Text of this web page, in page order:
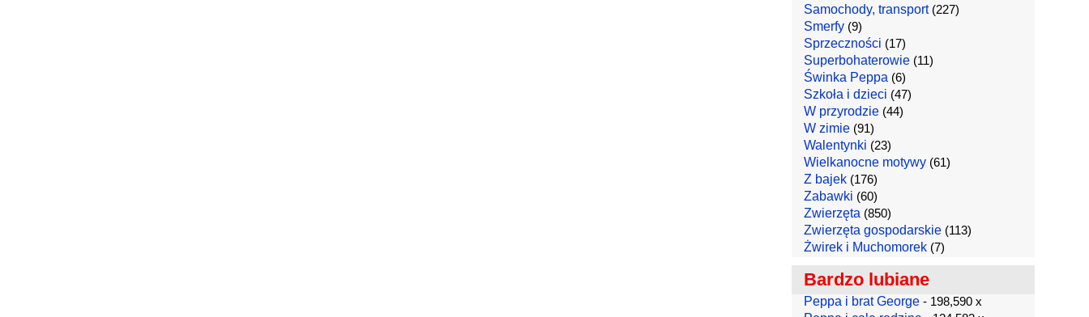
Samochody, transport(227)
Smerfy(9)
Sprzeczności (17)
Superbohaterowie(11)
Świnka Peppa (6)
Szkoła i dzieci (47)
W przyrodzie(44)
W zimie(91)
Walentynki (23)
Wielkanocne motywy(61)
Z bajek(176)
Zabawki (60)
Zwierzęta (850)
Zwierzęta gospodarskie(113)
Żwirek i Muchomorek(7)
Bardzo lubiane
Peppa i brat George- 198,590 x